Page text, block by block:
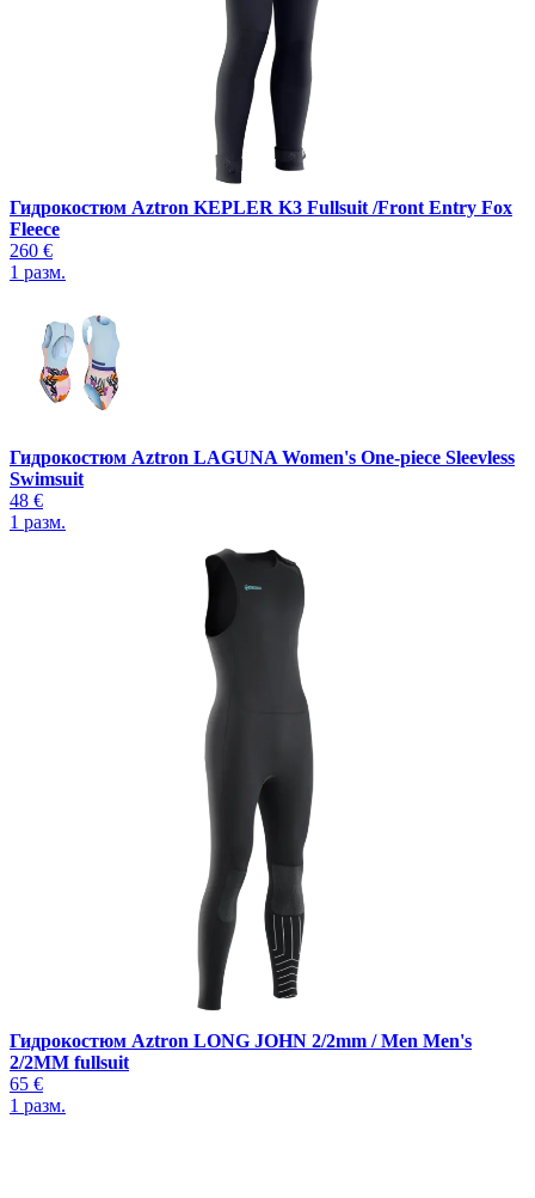
Гидрокостюм Aztron KEPLER K3 Fullsuit /Front Entry Fox
Fleece
260 €
1 разм.
Гидрокостюм Aztron LAGUNA Women's One-piece Sleevless
Swimsuit
48 €
1 разм.
Гидрокостюм Aztron LONG JOHN 2/2mm / Men Men's
2/2MM fullsuit
65 €
1 разм.